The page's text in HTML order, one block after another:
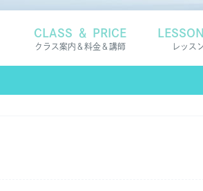
CLASS ＆ PRICE
クラス案内＆料金＆講師 レッス